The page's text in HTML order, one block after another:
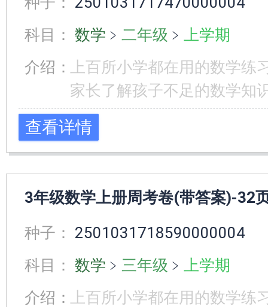
科目： 数学 ﹥ 二年级 ﹥ 上学期
介绍：上百所小学都在用的数学练
家长了解孩子不足的数学知
查看详情
3年级数学上册周考卷(带答案)-32
种子： 2501031718590000004
科目： 数学 ﹥ 三年级 ﹥ 上学期
介绍：上百所小学都在用的数学练